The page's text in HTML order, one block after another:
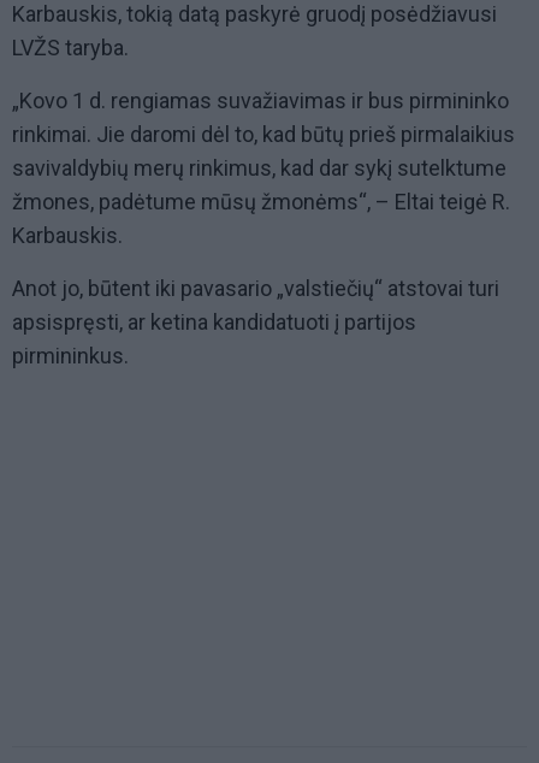
Karbauskis, tokią datą paskyrė gruodį posėdžiavusi
LVŽS taryba.
„Kovo 1 d. rengiamas suvažiavimas ir bus pirmininko
rinkimai. Jie daromi dėl to, kad būtų prieš pirmalaikius
savivaldybių merų rinkimus, kad dar sykį sutelktume
žmones, padėtume mūsų žmonėms“, – Eltai teigė R.
Karbauskis.
Anot jo, būtent iki pavasario „valstiečių“ atstovai turi
apsispręsti, ar ketina kandidatuoti į partijos
pirmininkus.